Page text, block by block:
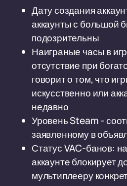
Дату создания
аккаунты с большой
подозрительны
Наиграные часы в
отсутствие при
говорит о том, что
искусственно или
недавно
Уровень Steam -
заявленному в
Статус VAC-банов:
аккаунте блокирует
мультиплееру